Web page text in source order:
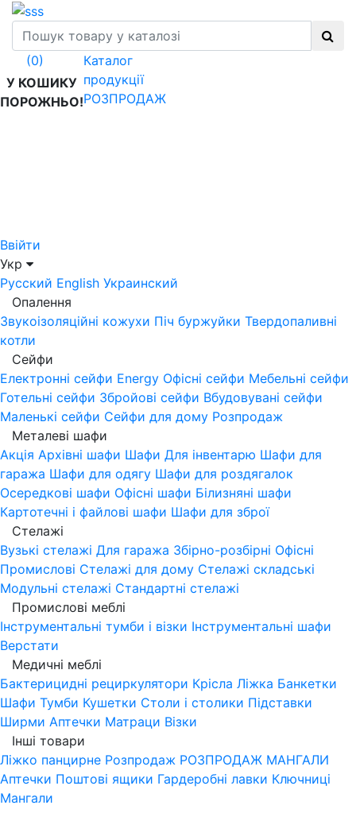
(0)
У КОШИКУ
ПОРОЖНЬО!
Каталог
продукції
РОЗПРОДАЖ
Ввійти
Укр
Русский English Украинский
Опалення
Звукоізоляційні кожухи Піч буржуйки Твердопаливні
котли
Сейфи
Електронні сейфи Energy Офісні сейфи Мебельні сейфи
Готельні сейфи Збройові сейфи Вбудовувані сейфи
Маленькі сейфи Сейфи для дому Розпродаж
Металеві шафи
Акція Архівні шафи Шафи Для інвентарю Шафи для
гаража Шафи для одягу Шафи для роздягалок
Осередкові шафи Офісні шафи Білизняні шафи
Картотечні і файлові шафи Шафи для зброї
Стелажі
Вузькі стелажі Для гаража Збірно-розбірні Офісні
Промислові Стелажі для дому Стелажі складські
Модульні стелажі Стандартні стелажі
Промислові меблі
Інструментальні тумби і візки Інструментальні шафи
Верстати
Медичні меблі
Бактерицидні рециркулятори Крісла Ліжка Банкетки
Шафи Тумби Кушетки Столи і столики Підставки
Ширми Аптечки Матраци Візки
Інші товари
Ліжко панцирне Розпродаж РОЗПРОДАЖ МАНГАЛИ
Аптечки Поштові ящики Гардеробні лавки Ключниці
Мангали